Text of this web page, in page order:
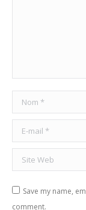
Nom *
E-mail *
Site Web
Save my name,
comment.